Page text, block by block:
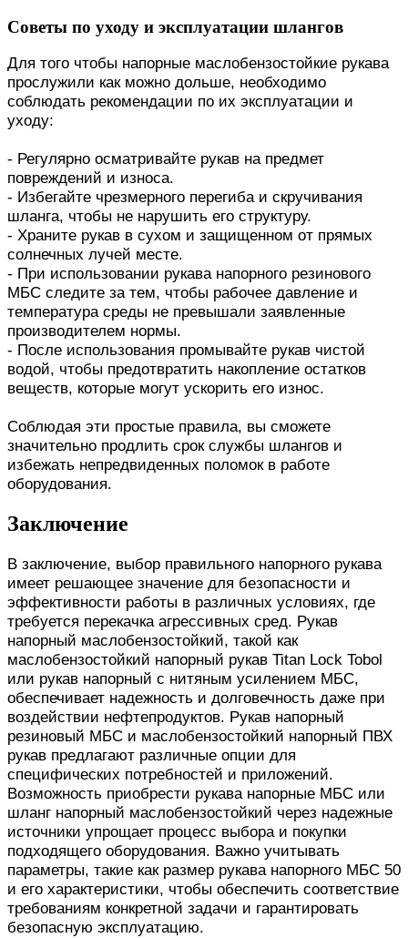
Советы по уходу и эксплуатации шлангов
Для того чтобы напорные маслобензостойкие рукава
прослужили как можно дольше, необходимо
соблюдать рекомендации по их эксплуатации и
уходу:
- Регулярно осматривайте рукав на предмет
повреждений и износа.
- Избегайте чрезмерного перегиба и скручивания
шланга, чтобы не нарушить его структуру.
- Храните рукав в сухом и защищенном от прямых
солнечных лучей месте.
- При использовании рукава напорного резинового
МБС следите за тем, чтобы рабочее давление и
температура среды не превышали заявленные
производителем нормы.
- После использования промывайте рукав чистой
водой, чтобы предотвратить накопление остатков
веществ, которые могут ускорить его износ.
Соблюдая эти простые правила, вы сможете
значительно продлить срок службы шлангов и
избежать непредвиденных поломок в работе
оборудования.
Заключение
В заключение, выбор правильного напорного рукава
имеет решающее значение для безопасности и
эффективности работы в различных условиях, где
требуется перекачка агрессивных сред. Рукав
напорный маслобензостойкий, такой как
маслобензостойкий напорный рукав Titan Lock Tobol
или рукав напорный с нитяным усилением МБС,
обеспечивает надежность и долговечность даже при
воздействии нефтепродуктов. Рукав напорный
резиновый МБС и маслобензостойкий напорный ПВХ
рукав предлагают различные опции для
специфических потребностей и приложений.
Возможность приобрести рукава напорные МБС или
шланг напорный маслобензостойкий через надежные
источники упрощает процесс выбора и покупки
подходящего оборудования. Важно учитывать
параметры, такие как размер рукава напорного МБС 50
и его характеристики, чтобы обеспечить соответствие
требованиям конкретной задачи и гарантировать
безопасную эксплуатацию.